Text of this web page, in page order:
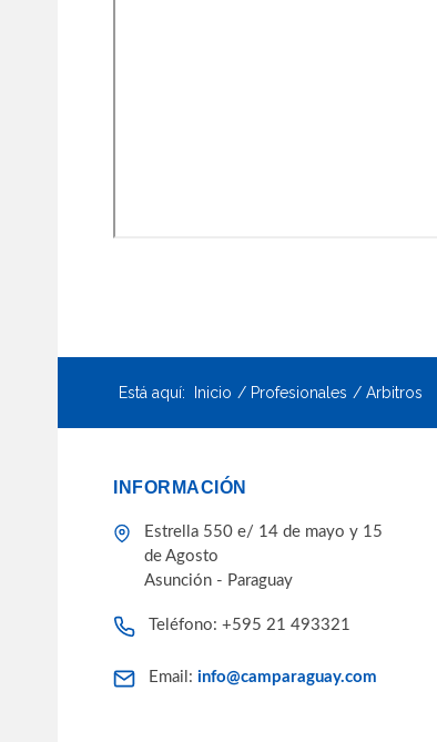
Está aquí: Inicio Profesionales Arbitros
INFORMACIÓN
Estrella 550 e/ 14 de mayo y 15
de Agosto
Asunción - Paraguay
Teléfono: +595 21 493321
Email: info@camparaguay.com